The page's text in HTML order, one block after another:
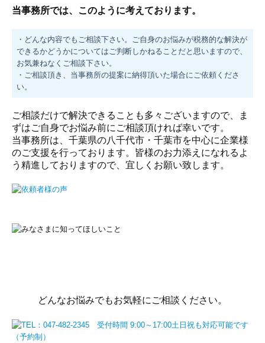
当事務所では、このように考えております。
・どんな内容でもご相談下さい。ご自身のお悩みが税務的な解決が
できるかどうかについてはご判断しかねることだと思いますので、
お気兼ねなくご相談下さい。
・ご相談頂き、当事務所の提案に納得頂いた場合にご依頼くださ
い。
ご相談だけで解決できることも多々ございますので、ま
ずはご自身でお悩み前にご相談頂ければ幸いです。
当事務所は、千葉県の八千代市・千葉市を中心に企業様
のご支援を行っております。皆様のお力添えになれるよ
う精進しておりますので、宜しくお願い致します。
どんなお悩みでもお気軽にご相談ください。